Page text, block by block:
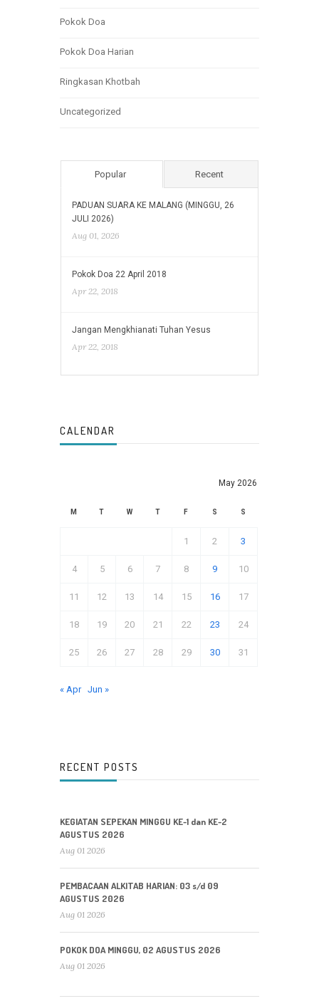
Pokok Doa
Pokok Doa Harian
Ringkasan Khotbah
Uncategorized
Popular Recent
PADUAN SUARA KE MALANG (MINGGU, 26
JULI 2026)
Aug 01, 2026
Pokok Doa 22 April 2018
Apr 22, 2018
Jangan Mengkhianati Tuhan Yesus
Apr 22, 2018
CALENDAR
May 2026
M T W T F S S
1 2 3
4 5 6 7 8 9 10
11 12 13 14 15 16 17
18 19 20 21 22 23 24
25 26 27 28 29 30 31
« Apr Jun »
RECENT POSTS
KEGIATAN SEPEKAN MINGGU KE-1 dan KE-2
AGUSTUS 2026
Aug 01 2026
PEMBACAAN ALKITAB HARIAN: 03 s/d 09
AGUSTUS 2026
Aug 01 2026
POKOK DOA MINGGU, 02 AGUSTUS 2026
Aug 01 2026